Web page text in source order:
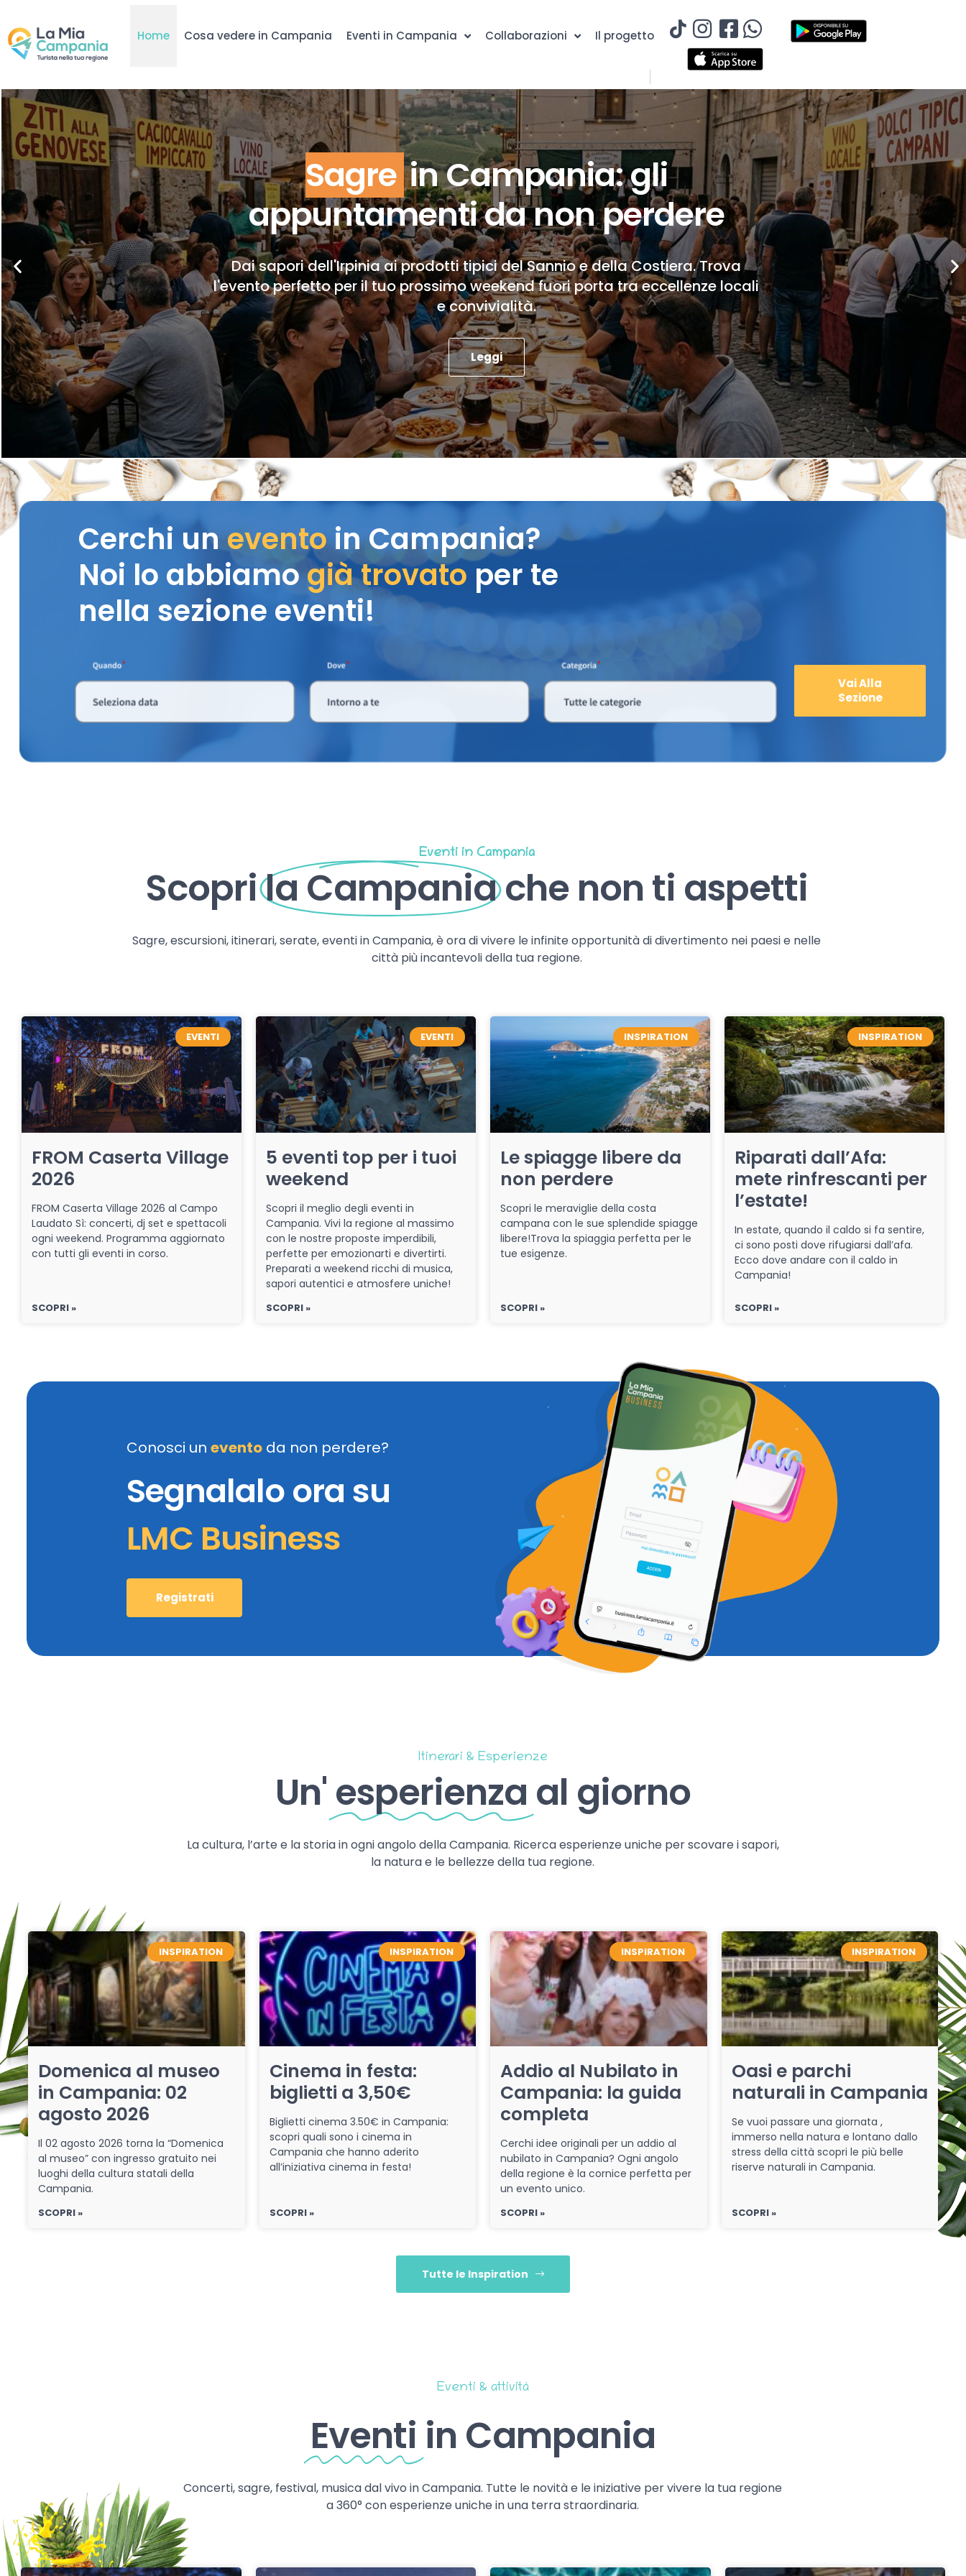
Home Cosa vedere in Campania Eventi in Campania Collaborazioni Il progetto
Sagre in Campania: gli
appuntamenti da non perdere
Dai sapori dell'Irpinia ai prodotti tipici del Sannio e della Costiera. Trova
l'evento perfetto per il tuo prossimo weekend fuori porta tra eccellenze locali
e convivialità.
Leggi
Cerchi uneventoin Campania?
Noi lo abbiamogià trovato per te
nella sezione eventi!
Vai Alla
Sezione
Eventi in Campania
Scoprila Campaniache non ti aspetti
Sagre, escursioni, itinerari, serate, eventi in Campania, è ora di vivere le infinite opportunità di divertimento nei paesi e nelle
città più incantevoli della tua regione.
EVENTI
FROM Caserta Village
2026
FROM Caserta Village 2026 al Campo
Laudato Sì: concerti, dj set e spettacoli
ogni weekend. Programma aggiornato
con tutti gli eventi in corso.
SCOPRI »
EVENTI
5 eventi top per i tuoi
weekend
Scopri il meglio degli eventi in
Campania. Vivi la regione al massimo
con le nostre proposte imperdibili,
perfette per emozionarti e divertirti.
Preparati a weekend ricchi di musica,
sapori autentici e atmosfere uniche!
SCOPRI »
INSPIRATION
Le spiagge libere da
non perdere
Scopri le meraviglie della costa
campana con le sue splendide spiagge
libere!Trova la spiaggia perfetta per le
tue esigenze.
SCOPRI »
INSPIRATION
Riparati dall’Afa:
mete rinfrescanti per
l’estate!
In estate, quando il caldo si fa sentire,
ci sono posti dove rifugiarsi dall’afa.
Ecco dove andare con il caldo in
Campania!
SCOPRI »
Conosci un evento da non perdere?
Segnalalo ora su
LMC Business
Registrati
Itinerari & Esperienze
Un' esperienza al giorno
La cultura, l’arte e la storia in ogni angolo della Campania. Ricerca esperienze uniche per scovare i sapori,
la natura e le bellezze della tua regione.
INSPIRATION
Domenica al museo
in Campania: 02
agosto 2026
Il 02 agosto 2026 torna la “Domenica
al museo” con ingresso gratuito nei
luoghi della cultura statali della
Campania.
SCOPRI »
INSPIRATION
Cinema in festa:
biglietti a 3,50€
Biglietti cinema 3.50€ in Campania:
scopri quali sono i cinema in
Campania che hanno aderito
all’iniziativa cinema in festa!
SCOPRI »
INSPIRATION
Addio al Nubilato in
Campania: la guida
completa
Cerchi idee originali per un addio al
nubilato in Campania? Ogni angolo
della regione è la cornice perfetta per
un evento unico.
SCOPRI »
INSPIRATION
Oasi e parchi
naturali in Campania
Se vuoi passare una giornata ,
immerso nella natura e lontano dallo
stress della città scopri le più belle
riserve naturali in Campania.
SCOPRI »
Tutte le Inspiration
Eventi & attività
Eventi in Campania
Concerti, sagre, festival, musica dal vivo in Campania. Tutte le novità e le iniziative per vivere la tua regione
a 360° con esperienze uniche in una terra straordinaria.